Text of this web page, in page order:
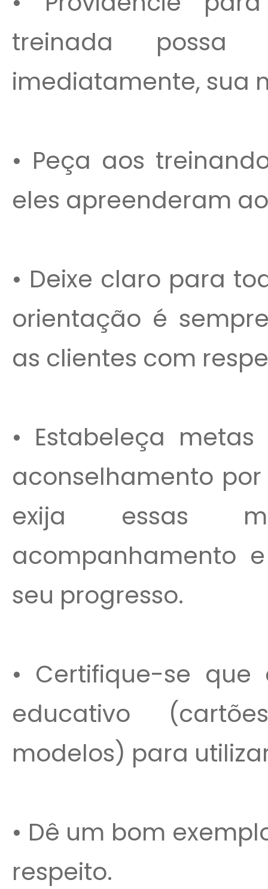
treinada possa
imediatamente, sua
• Peça aos
eles apreenderam
• Deixe claro para
orientação é
as clientes com
• Estabeleça
aconselhamento
exija essas
acompanhamento
seu progresso.
• Certifique-se
educativo
modelos) para
• Dê um bom
respeito.